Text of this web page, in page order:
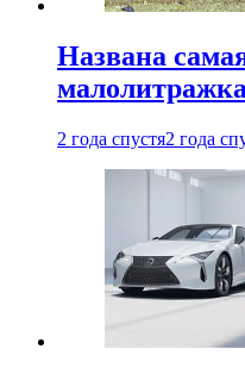
Названа
2 года спустя2 года